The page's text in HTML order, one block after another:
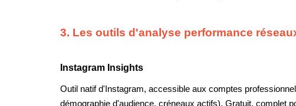
3. Les outils d'analyse performance
Instagram Insights
Outil natif d'Instagram, accessible aux comptes
démographie d'audience, créneaux actifs). Gratuit, complet